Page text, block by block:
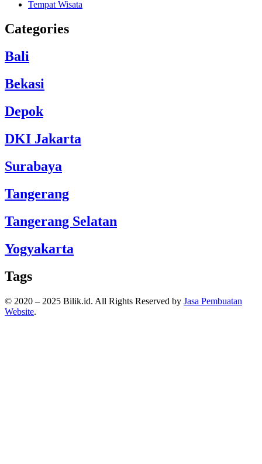
Tempat Wisata
Categories
Bali
Bekasi
Depok
DKI Jakarta
Surabaya
Tangerang
Tangerang Selatan
Yogyakarta
Tags
© 2020 – 2025 Bilik.id. All Rights Reserved by Jasa Pembuatan
Website.